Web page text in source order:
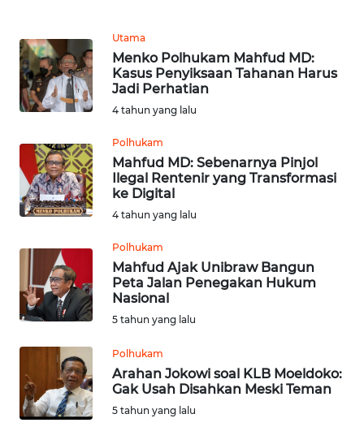
Utama
Menko Polhukam Mahfud MD:
Kasus Penyiksaan Tahanan Harus
Jadi Perhatian
4 tahun yang lalu
Polhukam
Mahfud MD: Sebenarnya Pinjol
Ilegal Rentenir yang Transformasi
ke Digital
4 tahun yang lalu
Polhukam
Mahfud Ajak Unibraw Bangun
Peta Jalan Penegakan Hukum
Nasional
5 tahun yang lalu
Polhukam
Arahan Jokowi soal KLB Moeldoko:
Gak Usah Disahkan Meski Teman
5 tahun yang lalu
WN
SULUT
MALUKU
WN
MALUT
WN
DAIRI
WN
DANAU
WN
NIAS